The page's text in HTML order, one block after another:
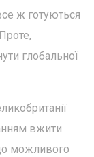
ж готуються
глобальної
вжити
можливого